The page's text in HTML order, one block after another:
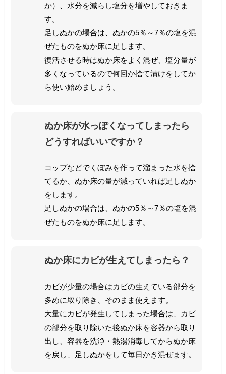
か）、水分を減らし塩分を増やしておきま
す。
足しぬかの場合は、ぬかの5％～7％の塩を混
ぜたものをぬか床に足します。
復活させる時はぬか床をよく混ぜ、塩分量が
多くなっているので何回か捨て漬けをしてか
ら使い始めましょう。
ぬか床が水っぽくなってしまったら
どうすればいいですか？
コップなどでくぼみを作って溜まった水を捨
てるか、ぬか床の量が減っていれば足しぬか
をします。
足しぬかの場合は、ぬかの5％～7％の塩を混
ぜたものをぬか床に足します。
ぬか床にカビが生えてしまったら？
カビが少量の場合はカビの生えている部分を
多めに取り除き、そのまま使えます。
大量にカビが発生してしまった場合は、カビ
の部分を取り除いた後ぬか床を容器から取り
出し、容器を洗浄・熱湯消毒してからぬか床
を戻し、足しぬかをして毎日かき混ぜます。